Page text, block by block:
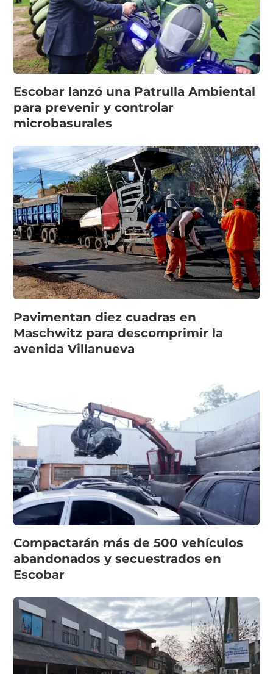
Escobar lanzó una Patrulla Ambiental
para prevenir y controlar
microbasurales
Pavimentan diez cuadras en
Maschwitz para descomprimir la
avenida Villanueva
Compactarán más de 500 vehículos
abandonados y secuestrados en
Escobar